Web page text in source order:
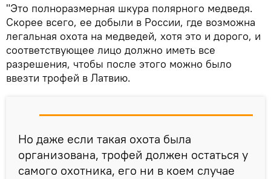
"Это полноразмерная шкура полярного медведя.
Скорее всего, ее добыли в России, где возможна
легальная охота на медведей, хотя это и дорого, и
соответствующее лицо должно иметь все
разрешения, чтобы после этого можно было
ввезти трофей в Латвию.
Но даже если такая охота была
организована, трофей должен остаться у
самого охотника, его ни в коем случае